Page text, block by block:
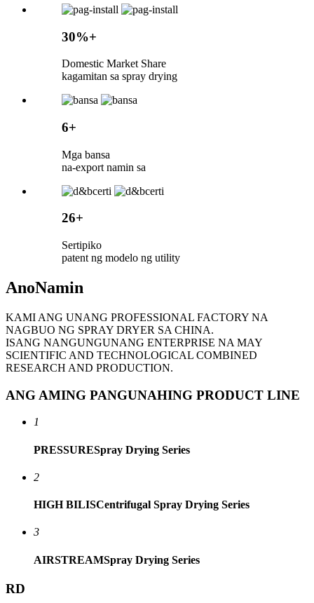
30%+
Domestic Market Share
kagamitan sa spray drying
6+
Mga bansa
na-export namin sa
26+
Sertipiko
patent ng modelo ng utility
AnoNamin
KAMI ANG UNANG PROFESSIONAL FACTORY NA
NAGBUO NG SPRAY DRYER SA CHINA.
ISANG NANGUNGUNANG ENTERPRISE NA MAY
SCIENTIFIC AND TECHNOLOGICAL COMBINED
RESEARCH AND PRODUCTION.
ANG AMING PANGUNAHING PRODUCT LINE
1
PRESSURESpray Drying Series
2
HIGH BILISCentrifugal Spray Drying Series
3
AIRSTREAMSpray Drying Series
RD